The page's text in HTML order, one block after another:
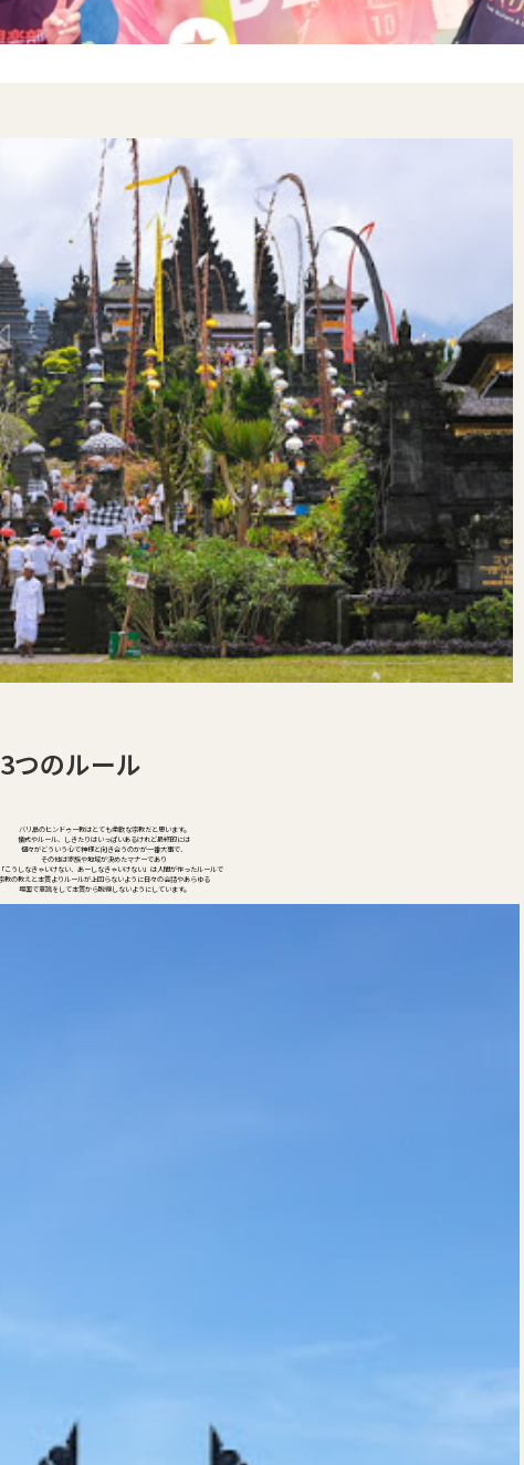
つのルール
バリ島のヒンドゥー教はとても柔軟な宗教だと思います。
儀式やルール、しきたりはいっぱいあるけれど最終的には
個々がどういう心で神様と向き合うのかが一番大事で、
その他は家族や地域が決めたマナーであり
こうしなきゃいけない、あーしなきゃいけない」は人間が作ったルールで
教の教えと本質よりルールが上回らないように日々の会話やあらゆる
場面で意識をして本質から脱線しないようにしています。